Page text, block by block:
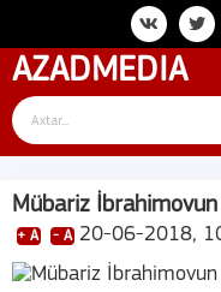
AZADMEDIA
Mübariz
+ A - A 20-06-2018,